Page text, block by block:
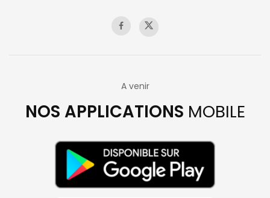
A venir
NOS APPLICATIONS MOBILE